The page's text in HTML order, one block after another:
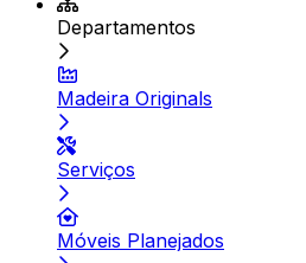
Departamentos
Madeira Originals
Serviços
Móveis Planejados